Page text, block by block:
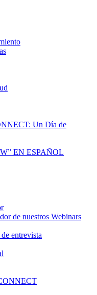
Un Día de
EN ESPAÑOL
de nuestros Webinars
entrevista